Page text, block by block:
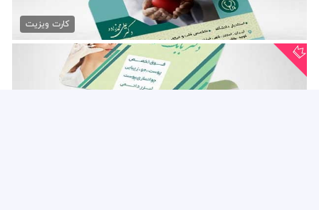
کارت ویزیت کلینیک قلب و...
79,000 تومان
کارت ویزیت